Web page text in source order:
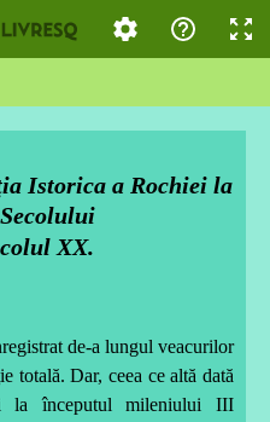
ISTORICA A
Istorica a Rochiei la
XX.
de-a lungul veacurilor
totală. Dar, ceea ce altă dată
la începutul mileniului III